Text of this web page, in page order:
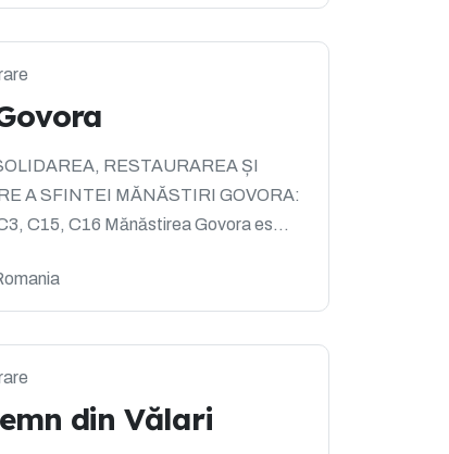
RESTAURAREA ȘI
A SFINTEI MĂNĂSTIRI GOVORA:
C15, C16 Mănăstirea Govora es...
din Vălari